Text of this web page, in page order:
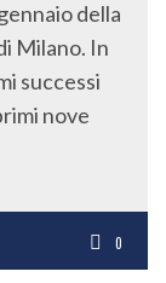
della
Milano. In
successi
nove
0